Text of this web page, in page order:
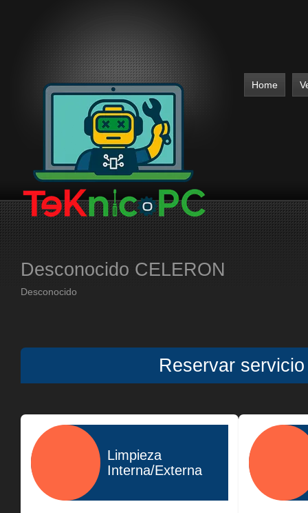
Home
Desconocido CELERON
Desconocido
Reservar
Limpieza
Interna/Externa